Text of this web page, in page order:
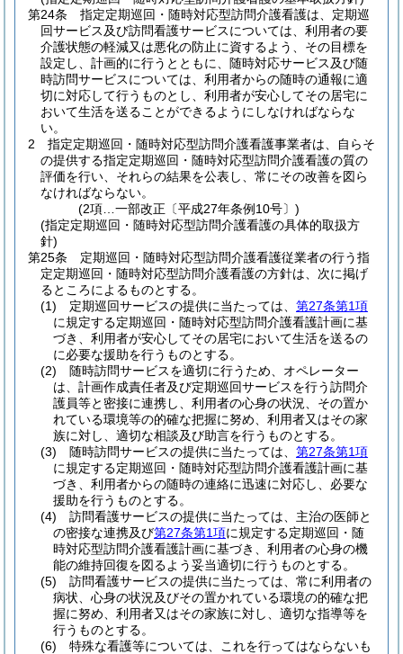
第24条
指定定期巡回・随時対応型訪問介護看護は、定期巡
回サービス及び訪問看護サービスについては、利用者の要
介護状態の軽減又は悪化の防止に資するよう、その目標を
設定し、計画的に行うとともに、随時対応サービス及び随
時訪問サービスについては、利用者からの随時の通報に適
切に対応して行うものとし、利用者が安心してその居宅に
おいて生活を送ることができるようにしなければならな
い。
2
指定定期巡回・随時対応型訪問介護看護事業者は、自らそ
の提供する指定定期巡回・随時対応型訪問介護看護の質の
評価を行い、それらの結果を公表し、常にその改善を図ら
なければならない。
(2項…一部改正〔平成27年条例10号〕)
(指定定期巡回・随時対応型訪問介護看護の具体的取扱方
針)
第25条
定期巡回・随時対応型訪問介護看護従業者の行う指
定定期巡回・随時対応型訪問介護看護の方針は、次に掲げ
るところによるものとする。
(1)
定期巡回サービスの提供に当たっては、 第27条第1項
に規定する定期巡回・随時対応型訪問介護看護計画に基
づき、利用者が安心してその居宅において生活を送るの
に必要な援助を行うものとする。
(2)
随時訪問サービスを適切に行うため、オペレーター
は、計画作成責任者及び定期巡回サービスを行う訪問介
護員等と密接に連携し、利用者の心身の状況、その置か
れている環境等の的確な把握に努め、利用者又はその家
族に対し、適切な相談及び助言を行うものとする。
(3)
随時訪問サービスの提供に当たっては、 第27条第1項
に規定する定期巡回・随時対応型訪問介護看護計画に基
づき、利用者からの随時の連絡に迅速に対応し、必要な
援助を行うものとする。
(4)
訪問看護サービスの提供に当たっては、主治の医師と
の密接な連携及び第27条第1項に規定する定期巡回・随
時対応型訪問介護看護計画に基づき、利用者の心身の機
能の維持回復を図るよう妥当適切に行うものとする。
(5)
訪問看護サービスの提供に当たっては、常に利用者の
病状、心身の状況及びその置かれている環境の的確な把
握に努め、利用者又はその家族に対し、適切な指導等を
行うものとする。
(6)
特殊な看護等については、これを行ってはならないも